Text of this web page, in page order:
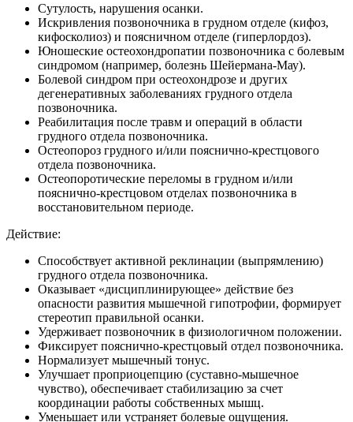
Сутулость, нарушения осанки.
Искривления позвоночника в грудном отделе (кифоз,
кифосколиоз) и поясничном отделе (гиперлордоз).
Юношеские остеохондропатии позвоночника с болевым
синдромом (например, болезнь Шейермана-Мау).
Болевой синдром при остеохондрозе и других
дегенеративных заболеваниях грудного отдела
позвоночника.
Реабилитация после травм и операций в области
грудного отдела позвоночника.
Остеопороз грудного и/или пояснично-крестцового
отдела позвоночника.
Остеопоротические переломы в грудном и/или
пояснично-крестцовом отделах позвоночника в
восстановительном периоде.
Действие:
Способствует активной реклинации (выпрямлению)
грудного отдела позвоночника.
Оказывает «дисциплинирующее» действие без
опасности развития мышечной гипотрофии, формирует
стереотип правильной осанки.
Удерживает позвоночник в физиологичном положении.
Фиксирует пояснично-крестцовый отдел позвоночника.
Нормализует мышечный тонус.
Улучшает проприоцепцию (суставно-мышечное
чувство), обеспечивает стабилизацию за счет
координации работы собственных мышц.
Уменьшает или устраняет болевые ощущения.